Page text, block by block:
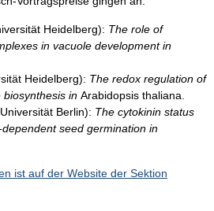
Heidelberg): The role of
in vacuole development in
Heidelberg): The redox regulation of
biosynthesis in Arabidopsis thaliana.
Berlin): The cytokinin status
seed germination in
ist auf der Website der Sektion